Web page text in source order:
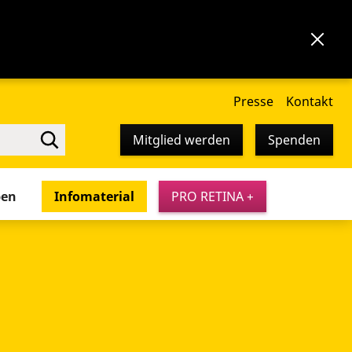
Presse Kontakt
Mitglied werden Spenden
Infomaterial PRO RETINA +